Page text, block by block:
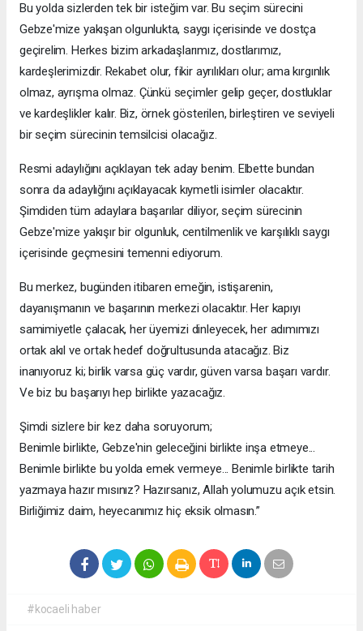
Bu yolda sizlerden tek bir isteğim var. Bu seçim sürecini
Gebze'mize yakışan olgunlukta, saygı içerisinde ve dostça
geçirelim. Herkes bizim arkadaşlarımız, dostlarımız,
kardeşlerimizdir. Rekabet olur, fikir ayrılıkları olur; ama kırgınlık
olmaz, ayrışma olmaz. Çünkü seçimler gelip geçer, dostluklar
ve kardeşlikler kalır. Biz, örnek gösterilen, birleştiren ve seviyeli
bir seçim sürecinin temsilcisi olacağız.
Resmi adaylığını açıklayan tek aday benim. Elbette bundan
sonra da adaylığını açıklayacak kıymetli isimler olacaktır.
Şimdiden tüm adaylara başarılar diliyor, seçim sürecinin
Gebze'mize yakışır bir olgunluk, centilmenlik ve karşılıklı saygı
içerisinde geçmesini temenni ediyorum.
Bu merkez, bugünden itibaren emeğin, istişarenin,
dayanışmanın ve başarının merkezi olacaktır. Her kapıyı
samimiyetle çalacak, her üyemizi dinleyecek, her adımımızı
ortak akıl ve ortak hedef doğrultusunda atacağız. Biz
inanıyoruz ki; birlik varsa güç vardır, güven varsa başarı vardır.
Ve biz bu başarıyı hep birlikte yazacağız.
Şimdi sizlere bir kez daha soruyorum;
Benimle birlikte, Gebze'nin geleceğini birlikte inşa etmeye...
Benimle birlikte bu yolda emek vermeye... Benimle birlikte tarih
yazmaya hazır mısınız? Hazırsanız, Allah yolumuzu açık etsin.
Birliğimiz daim, heyecanımız hiç eksik olmasın.”
#kocaeli haber